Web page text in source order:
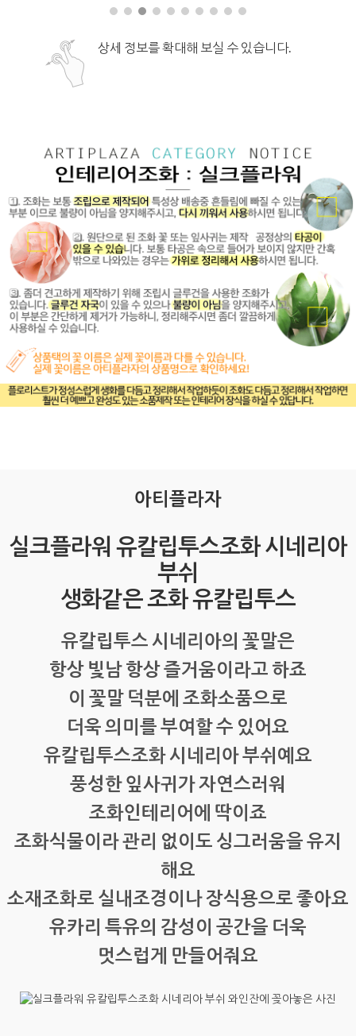
상세 정보를 확대해 보실 수 있습니다.
아티플라자
실크플라워 유칼립투스조화 시네리아
부쉬
생화같은 조화 유칼립투스
유칼립투스 시네리아의 꽃말은
항상 빛남 항상 즐거움이라고 하죠
이 꽃말 덕분에 조화소품으로
더욱 의미를 부여할 수 있어요
유칼립투스조화 시네리아 부쉬예요
풍성한 잎사귀가 자연스러워
조화인테리어에 딱이죠
조화식물이라 관리 없이도 싱그러움을 유지
해요
소재조화로 실내조경이나 장식용으로 좋아요
유카리 특유의 감성이 공간을 더욱
멋스럽게 만들어줘요